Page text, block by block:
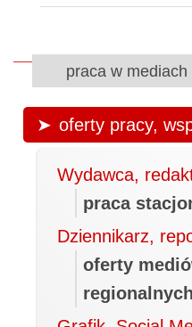
praca w mediach
oferty pracy,
Wydawca,
praca
Dziennikarz,
oferty